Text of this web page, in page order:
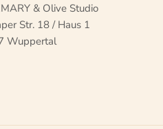
& Olive Studio
Str. 18 / Haus 1
Wuppertal